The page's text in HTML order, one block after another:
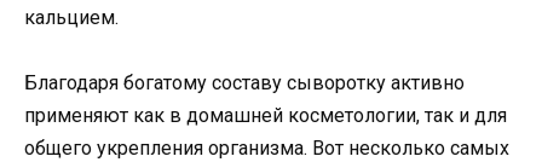
кальцием.
Благодаря богатому составу сыворотку активно
применяют как в домашней косметологии, так и для
общего укрепления организма. Вот несколько самых